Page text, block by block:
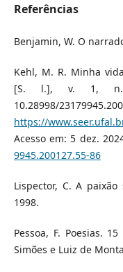
Referências
Benjamin, W. O
Kehl, M. R. Minha
[S. l.], v. 1, n.
10.28998/
https://
Acesso em: 5 dez.
9945.200127.55-86
Lispector, C. A paixão
1998.
Pessoa, F. Poesias.
Simões e Luiz de